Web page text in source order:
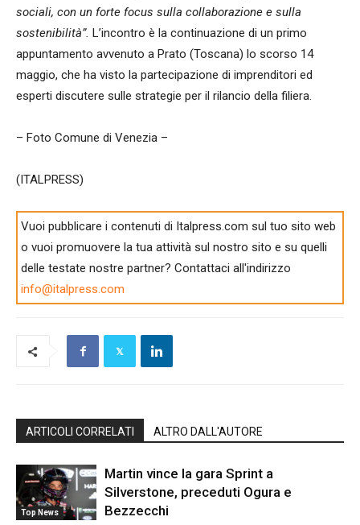
sociali, con un forte focus sulla collaborazione e sulla
sostenibilità”. L’incontro è la continuazione di un primo
appuntamento avvenuto a Prato (Toscana) lo scorso 14
maggio, che ha visto la partecipazione di imprenditori ed
esperti discutere sulle strategie per il rilancio della filiera.
– Foto Comune di Venezia –
(ITALPRESS)
Vuoi pubblicare i contenuti di Italpress.com sul tuo sito web
o vuoi promuovere la tua attività sul nostro sito e su quelli
delle testate nostre partner? Contattaci all'indirizzo
info@italpress.com
ARTICOLI CORRELATI ALTRO DALL'AUTORE
Top News
Martin vince la gara Sprint a
Silverstone, preceduti Ogura e
Bezzecchi